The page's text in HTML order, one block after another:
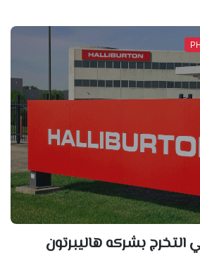
بشركه هاليبرتون